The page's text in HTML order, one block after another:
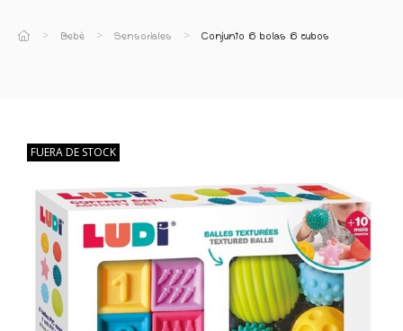
Bebé Sensoriales Conjunto 6 bolas 6 cubos
FUERA DE STOCK